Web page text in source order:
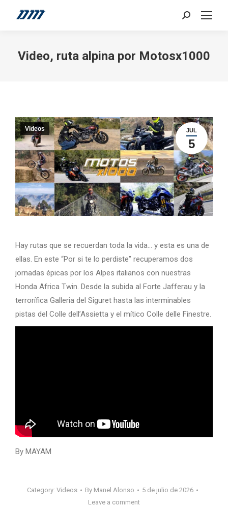
Search:
Video, ruta alpina por Motosx1000
JUL
5
Videos
Hay rutas que se recuerdan toda la vida… y esta es una de
ellas. En este “Por si te lo perdiste” recuperamos dos
jornadas épicas por los Alpes italianos con nuestras
Honda Africa Twin. Desde la subida al Forte Jafferau y la
terrorífica Galleria del Siguret hasta las interminables
pistas del Colle dell’Assietta y el mítico Colle delle Finestre.
By MAYAM
Category: Videos By Manel Alonso
5 de julio de 2026
Leave a comment